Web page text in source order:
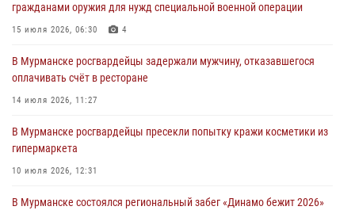
хулиганские действия дебошира на автозаправочной станции
города Кандалакши
Сотрудники Росгвардии провели инструктаж по
антитеррористической защищенности для членов избирательных
31 июля 2026, 08:48 3
Сотрудники Росгвардии задержали мужчину, не оплатившего счет в
30 июля 2026, 14:09
гражданами оружия для нужд специальной военной операции
15 июля 2026, 06:30 4
В Мурманске росгвардейцы задержали мужчину, отказавшегося
оплачивать счёт в ресторане
14 июля 2026, 11:27
В Мурманске росгвардейцы пресекли попытку кражи косметики из
гипермаркета
10 июля 2026, 12:31
В Мурманске состоялся региональный забег «Динамо бежит 2026»